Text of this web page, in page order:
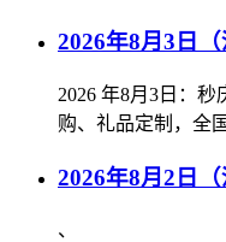
2026年8月3日
2026 年8月3日：
购、礼品定制，全
2026年8月2日
、